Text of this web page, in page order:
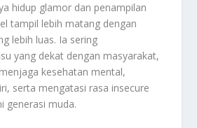
hidup glamor dan penampilan
tampil lebih matang dengan
lebih luas. Ia sering
yang dekat dengan masyarakat,
kesehatan mental,
serta mengatasi rasa insecure
generasi muda.